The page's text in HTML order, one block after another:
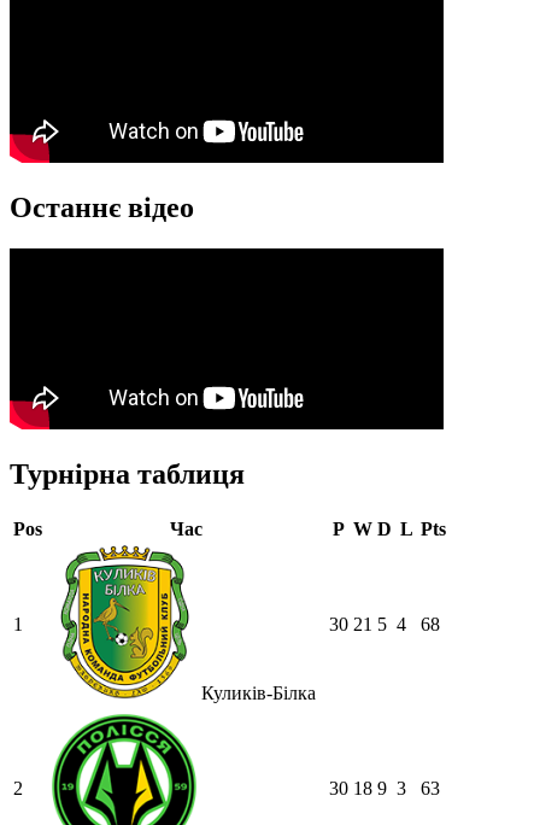
Останнє відео
Турнірна таблиця
Pos Час P W D L Pts
1
Куликів-Білка
30 21 5 4 68
2 30 18 9 3 63